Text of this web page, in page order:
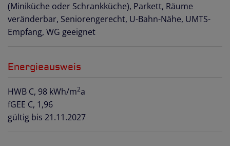
(Miniküche oder Schrankküche) Parkett Räume
veränderbar Seniorengerecht U-Bahn-Nähe UMTS-
Empfang WG geeignet
Energieausweis
HWB C, 98 kWh/m2a
fGEE C, 1,96
gültig bis 21.11.2027